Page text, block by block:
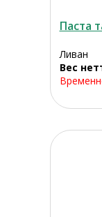
Паста
Ливан
Вес